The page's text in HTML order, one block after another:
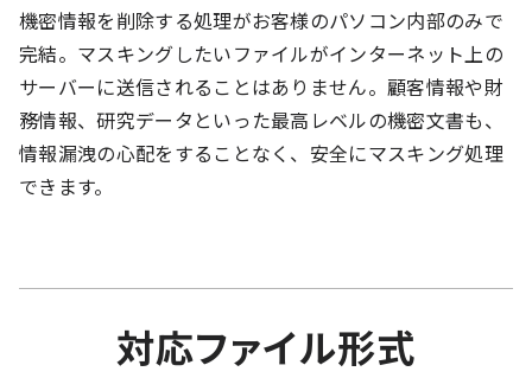
機密情報を削除する処理がお客様のパソコン内部のみで
完結。マスキングしたいファイルがインターネット上の
サーバーに送信されることはありません。顧客情報や財
務情報、研究データといった最高レベルの機密文書も、
情報漏洩の心配をすることなく、安全にマスキング処理
できます。
対応ファイル形式